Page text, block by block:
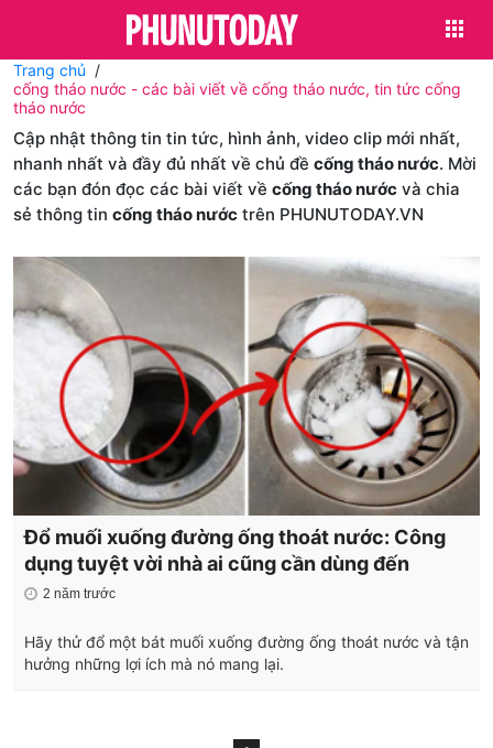
Trang chủ
cống tháo nước - các bài viết về cống tháo nước, tin tức cống
tháo nước
Cập nhật thông tin tin tức, hình ảnh, video clip mới nhất,
nhanh nhất và đầy đủ nhất về chủ đề cống tháo nước. Mời
các bạn đón đọc các bài viết về cống tháo nước và chia
sẻ thông tin cống tháo nước trên PHUNUTODAY.VN
Đổ muối xuống đường ống thoát nước: Công
dụng tuyệt vời nhà ai cũng cần dùng đến
2 năm trước
Hãy thử đổ một bát muối xuống đường ống thoát nước và tận
hưởng những lợi ích mà nó mang lại.